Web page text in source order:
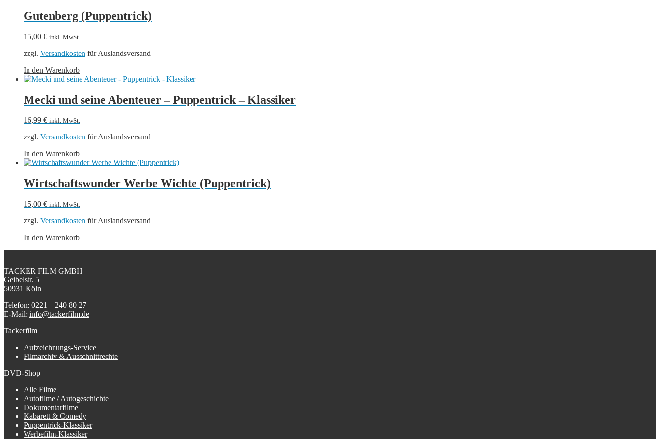
Gutenberg (Puppentrick)
15,00 € inkl. MwSt.
zzgl. Versandkosten für Auslandsversand
In den Warenkorb
Mecki und seine Abenteuer – Puppentrick – Klassiker
16,99 € inkl. MwSt.
zzgl. Versandkosten für Auslandsversand
In den Warenkorb
Wirtschaftswunder Werbe Wichte (Puppentrick)
15,00 € inkl. MwSt.
zzgl. Versandkosten für Auslandsversand
In den Warenkorb
TACKER FILM GMBH
Geibelstr. 5
50931 Köln
Telefon: 0221 – 240 80 27
E-Mail: info@tackerfilm.de
Tackerfilm
Aufzeichnungs-Service
Filmarchiv & Ausschnittrechte
DVD-Shop
Alle Filme
Autofilme / Autogeschichte
Dokumentarfilme
Kabarett & Comedy
Puppentrick-Klassiker
Werbefilm-Klassiker